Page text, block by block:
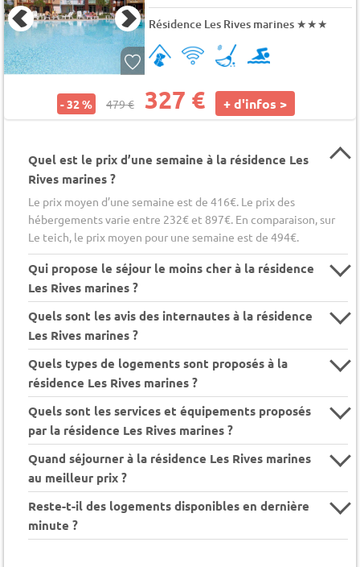
Résidence Les Rives marines ★★★
- 32 % 479 € 327 € + d'infos >
Quel est le prix d’une semaine à la résidence Les
Rives marines ?
Le prix moyen d’une semaine est de 416€. Le prix des
hébergements varie entre 232€ et 897€. En comparaison, sur
Le teich, le prix moyen pour une semaine est de 494€.
Qui propose le séjour le moins cher à la résidence
Les Rives marines ?
Quels sont les avis des internautes à la résidence
Les Rives marines ?
Quels types de logements sont proposés à la
résidence Les Rives marines ?
Quels sont les services et équipements proposés
par la résidence Les Rives marines ?
Quand séjourner à la résidence Les Rives marines
au meilleur prix ?
Reste-t-il des logements disponibles en dernière
minute ?